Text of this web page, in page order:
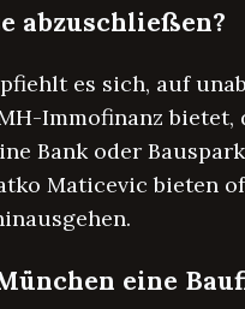
abzuschließen?
es sich, auf
Immofinanz
Bank oder
Maticevic bieten
eine